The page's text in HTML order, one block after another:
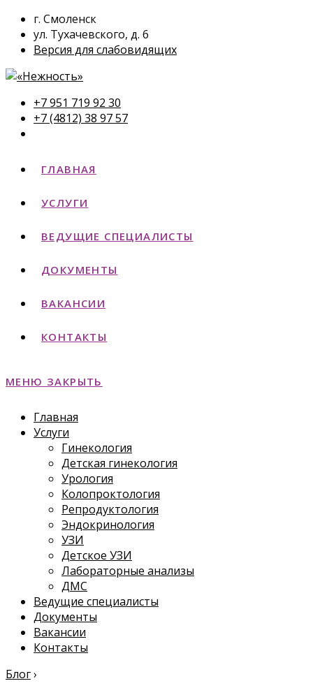
г. Смоленск
ул. Тухачевского, д. 6
Версия для слабовидящих
+7 951 719 92 30
+7 (4812) 38 97 57
ГЛАВНАЯ
УСЛУГИ
ВЕДУЩИЕ СПЕЦИАЛИСТЫ
ДОКУМЕНТЫ
ВАКАНСИИ
КОНТАКТЫ
МЕНЮ ЗАКРЫТЬ
Главная
Услуги
Гинекология
Детская гинекология
Урология
Колопроктология
Репродуктология
Эндокринология
УЗИ
Детское УЗИ
Лабораторные анализы
ДМС
Ведущие специалисты
Документы
Вакансии
Контакты
Блог›